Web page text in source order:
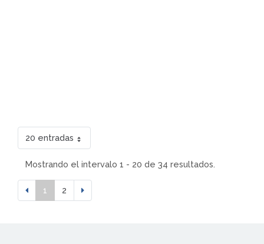
20 entradas
Mostrando el intervalo 1 - 20 de 34 resultados.
1 2